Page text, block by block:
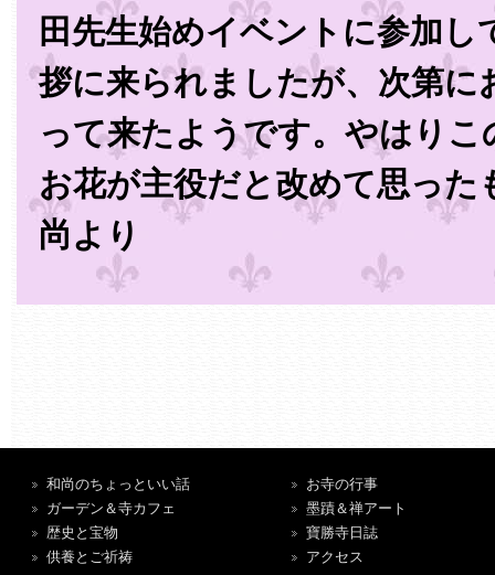
田先生始めイベントに参加し
拶に来られましたが、次第に
って来たようです。やはりこ
お花が主役だと改めて思った
尚より
和尚のちょっといい話
ガーデン＆寺カフェ
歴史と宝物
供養とご祈祷
お寺の行事
墨蹟＆禅アート
寶勝寺日誌
アクセス